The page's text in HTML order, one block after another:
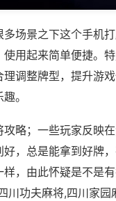
多场景之下这个手机
使用起来简单便捷。
理调整牌型，提升游
。
攻略；一些玩家反映
好，总是能拿到好牌
样，由此怀疑是不是
川功夫麻将,四川家园